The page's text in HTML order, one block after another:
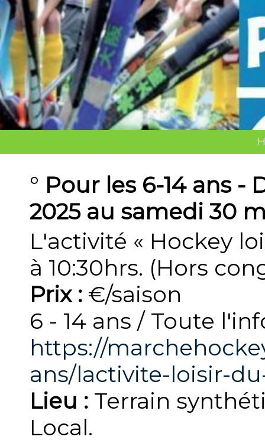
° Pour les 6-14 ans -
2025 au samedi 30
L'activité « Hockey
à 10:30hrs. (Hors
Prix : €/saison
6 - 14 ans / Toute
https://
ans/lactivite-loisir-
Lieu : Terrain
Local.